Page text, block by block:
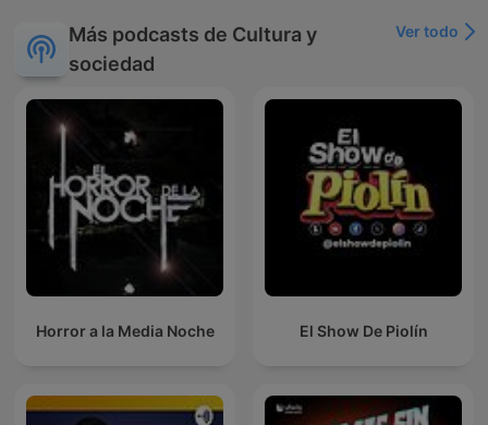
Más podcasts de Cultura y
sociedad
Ver todo
Horror a la Media Noche El Show De Piolín